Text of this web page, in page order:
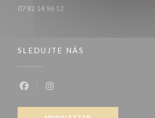
07 82 14 96 12
SLEDUJTE NÁS